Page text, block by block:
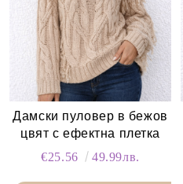
Дамски пуловер в бежов
цвят с ефектна плетка
€25.56
49.99лв.